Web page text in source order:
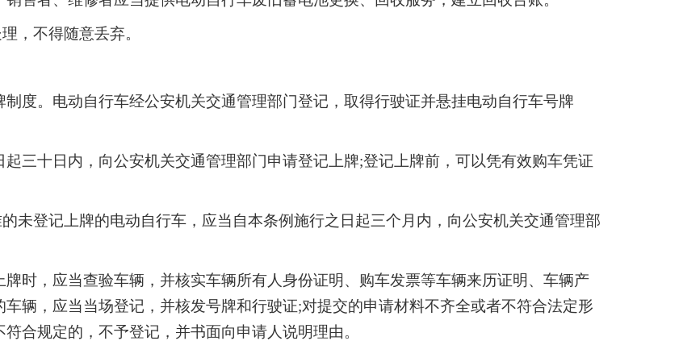
，不得随意丢弃。
度。电动自行车经公安机关交通管理部门登记，取得行驶证并悬挂电动自行车号牌
三十日内，向公安机关交通管理部门申请登记上牌;登记上牌前，可以凭有效购车凭证
未登记上牌的电动自行车，应当自本条例施行之日起三个月内，向公安机关交通管理部
时，应当查验车辆，并核实车辆所有人身份证明、购车发票等车辆来历证明、车辆产
辆，应当当场登记，并核发号牌和行驶证;对提交的申请材料不齐全或者不符合法定形
合规定的，不予登记，并书面向申请人说明理由。